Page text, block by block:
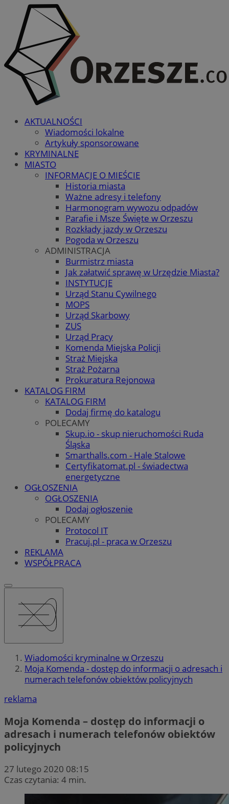
AKTUALNOŚCI
Wiadomości lokalne
Artykuły sponsorowane
KRYMINALNE
MIASTO
INFORMACJE O MIEŚCIE
Historia miasta
Ważne adresy i telefony
Harmonogram wywozu odpadów
Parafie i Msze Święte w Orzeszu
Rozkłady jazdy w Orzeszu
Pogoda w Orzeszu
ADMINISTRACJA
Burmistrz miasta
Jak załatwić sprawę w Urzędzie Miasta?
INSTYTUCJE
Urząd Stanu Cywilnego
MOPS
Urząd Skarbowy
ZUS
Urząd Pracy
Komenda Miejska Policji
Straż Miejska
Straż Pożarna
Prokuratura Rejonowa
KATALOG FIRM
KATALOG FIRM
Dodaj firmę do katalogu
POLECAMY
Skup.io - skup nieruchomości Ruda
Śląska
Smarthalls.com - Hale Stalowe
Certyfikatomat.pl - świadectwa
energetyczne
OGŁOSZENIA
OGŁOSZENIA
Dodaj ogłoszenie
POLECAMY
Protocol IT
Pracuj.pl - praca w Orzeszu
REKLAMA
WSPÓŁPRACA
Wiadomości kryminalne w Orzeszu
Moja Komenda - dostęp do informacji o adresach i
numerach telefonów obiektów policyjnych
reklama
Moja Komenda – dostęp do informacji o
adresach i numerach telefonów obiektów
policyjnych
27 lutego 2020 08:15
Czas czytania: 4 min.